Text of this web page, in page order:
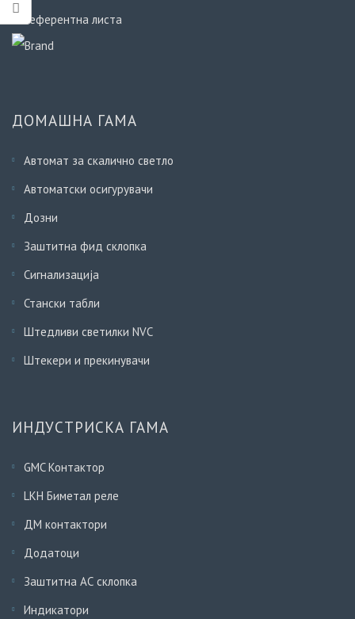
Референтна листа
ДОМАШНА ГАМА
Автомат за скалично светло
Автоматски осигурувачи
Дозни
Заштитна фид склопка
Сигнализација
Стански табли
Штедливи светилки NVC
Штекери и прекинувачи
ИНДУСТРИСКА ГАМА
GMC Контактор
LKH Биметал реле
ДМ контактори
Додатоци
Заштитна АС склопка
Индикатори